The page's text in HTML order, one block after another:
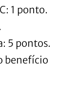
1 ponto.
5 pontos.
benefício